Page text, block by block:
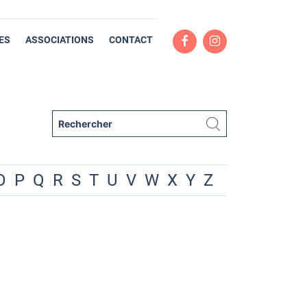
ASSOCIATIONS CONTACT
P Q R S T U V W X Y Z